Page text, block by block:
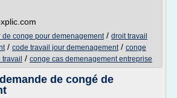
de conge pour demenagement/ droit travail
/ code travail jour demenagement/ conge
/ conge cas demenagement entreprise
de congé de